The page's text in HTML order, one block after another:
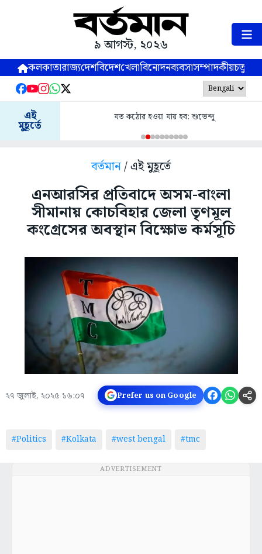
৯ আগস্ট, ২০২৬
কলকাতারাজ্যদেশবিদেশখেলাবিনোদনব্যবসাসম্পাদকীয়
এই
মুহূর্তে
যত কঠোর হওয়া যায় হব: শুভেন্দু
বর্তমান/ এই মুহূর্তে
এনআরসির প্রতিবাদে অসম-বাংলা
সীমানায় কোচবিহার জেলা তৃণমূল
কংগ্রেসের অবস্থান বিক্ষোভ কর্মসূচি
২৭ জুলাই, ২০২৫ ১৬:০৭ Prefer us on Google
#Politics #Kolkata #west bengal #tmc
ADVERTISEMENT